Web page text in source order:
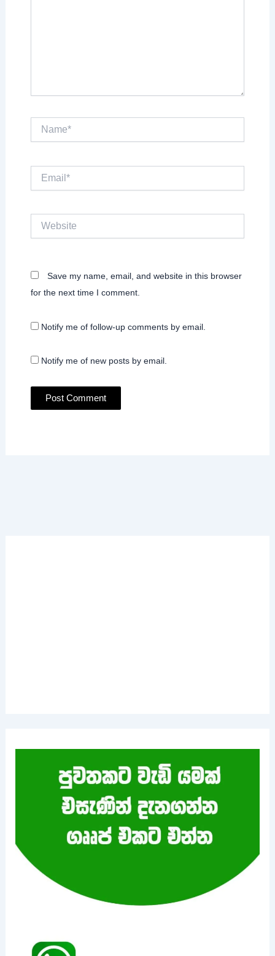
Website
Save my name, email, and website in this browser
for the next time I comment.
Notify me of follow-up comments by email.
Notify me of new posts by email.